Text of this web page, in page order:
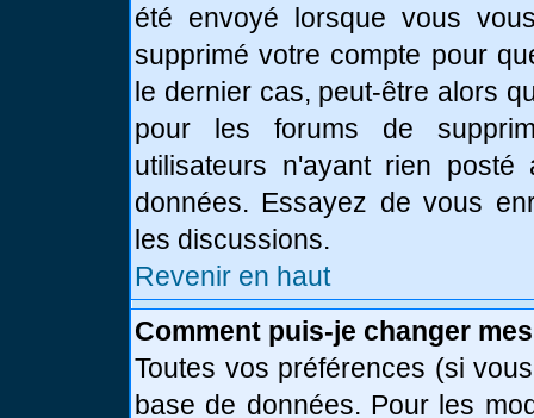
été envoyé lorsque vous
supprimé votre compte pour
le dernier cas, peut-être alors
pour les forums de
utilisateurs n'ayant rien
données. Essayez de vous
les discussions.
Revenir en haut
Comment puis-je changer
Toutes vos préférences (si
base de données. Pour les